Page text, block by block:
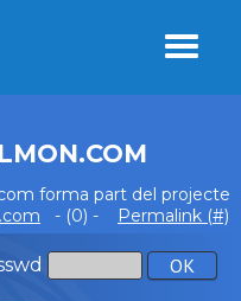
forma part del projecte
- (0) - Permalink (#)